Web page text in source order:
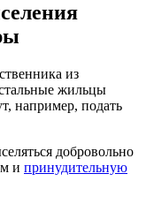
из
жильцы
например, подать
добровольно
и принудительную